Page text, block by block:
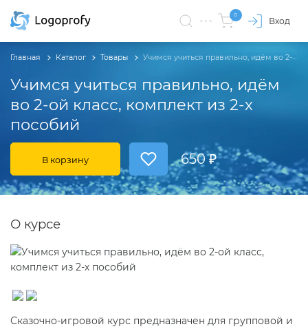
0
Вход
Учимся учиться правильно, идём
во 2-ой класс, комплект из 2-х
пособий
Главная Каталог Товары Учимся учиться правильно, идём во 2-ой класс, комплект из 2-х пособий
В корзину 650 ₽
О курсе
Сказочно-игровой курс предназначен для групповой и